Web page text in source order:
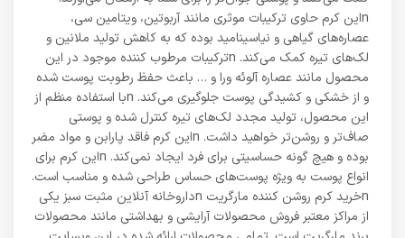
nاین کرم حاوی ترکیبات موثری مانند آربوتین، ویتامین سی،
عصاره‌های گیاهی و نیاسینامید بوده که به کاهش تولید ملانین و
لک‌های تیره کمک می‌کند. nترکیبات مرطوب کننده موجود در این
محصول مانند عصاره آلوئه ورا و … باعث حفظ رطوبت پوست شده
و از خشکی و کشیدگی پوست جلوگیری می‌کند. nبا استفاده منظم از
این محصول، تولید مجدد لک‌های تیره کنترل شده و پوستی
صاف‌تر و روشن‌تر خواهید داشت. nاین کرم فاقد پارابن و مواد مضر
بوده و هیچ گونه حساسیتی برای فرد ایجاد نمی‌کند. nاین کرم برای
انواع پوست به ویژه پوست‌های حساس طراحی شده و مناسب است.
nخرید کرم روشن کننده مارگریت nداروخانه آنلاین مثبت سبز یکی
از مراکز معتبر فروش محصولات آرایشی و بهداشتی مانند محصولات